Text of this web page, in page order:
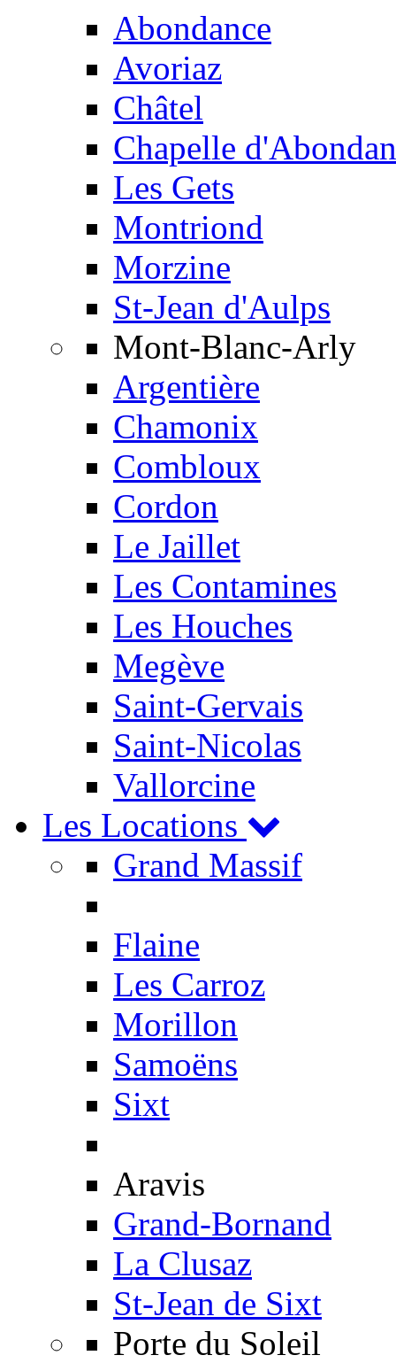
Abondance
Avoriaz
Châtel
Chapelle
Les Gets
Montriond
Morzine
St-Jean d'Aulps
Mont-Blanc-Arly
Argentière
Chamonix
Combloux
Cordon
Le Jaillet
Les Contamines
Les Houches
Megève
Saint-Gervais
Saint-Nicolas
Vallorcine
Les Locations
Grand Massif
Flaine
Les Carroz
Morillon
Samoëns
Sixt
Aravis
Grand-Bornand
La Clusaz
St-Jean de Sixt
Porte du Soleil